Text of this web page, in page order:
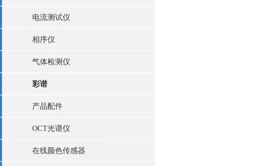
电流测试仪
相序仪
气体检测仪
彩谱
产品配件
OCT光谱仪
在线颜色传感器